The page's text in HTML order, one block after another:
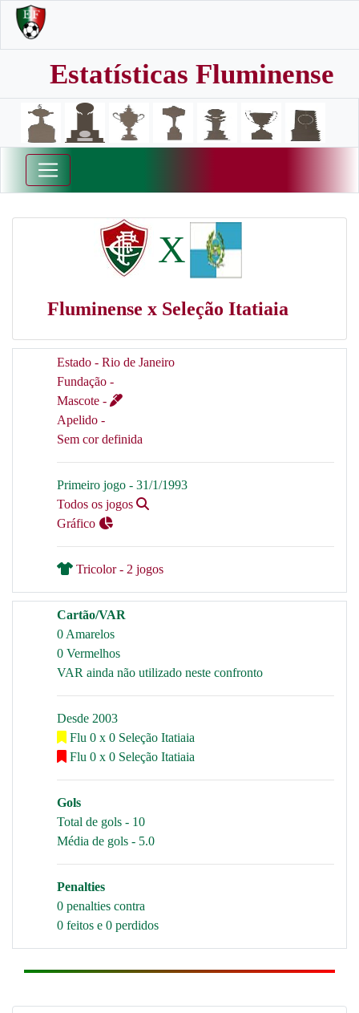
Estatísticas Fluminense
X
Fluminense x Seleção Itatiaia
Estado - Rio de Janeiro
Fundação -
Mascote -
Apelido -
Sem cor definida
Primeiro jogo - 31/1/1993
Todos os jogos
Gráfico
Tricolor - 2 jogos
Cartão/VAR
0 Amarelos
0 Vermelhos
VAR ainda não utilizado neste confronto
Desde 2003
Flu 0 x 0 Seleção Itatiaia
Flu 0 x 0 Seleção Itatiaia
Gols
Total de gols - 10
Média de gols - 5.0
Penalties
0 penalties contra
0 feitos e 0 perdidos